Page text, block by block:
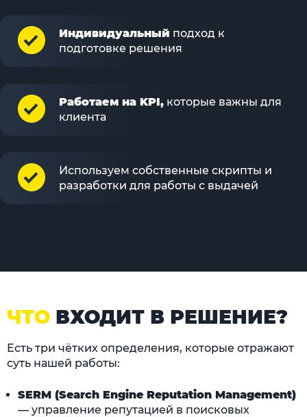
Индивидуальный подход к
подготовке решения
Работаем на KPI, которые важны для
клиента
Используем собственные скрипты и
разработки для работы с выдачей
ЧТО ВХОДИТ В РЕШЕНИЕ?
Есть три чётких определения, которые отражают
суть нашей работы:
SERM (Search Engine Reputation Management)
— управление репутацией в поисковых